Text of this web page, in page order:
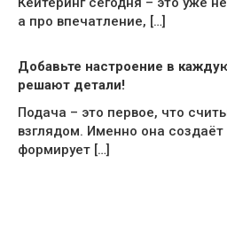
а про впечатление, […]
Добавьте настроение в
решают детали!
Подача – это первое, что
взглядом. Именно она создаёт
формирует […]